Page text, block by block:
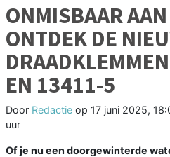
ONMISBAAR
ONTDEK DE
EN 13411-5
Door Redactie op 17 juni 2025,
uur
Of je nu een doorgewinterde